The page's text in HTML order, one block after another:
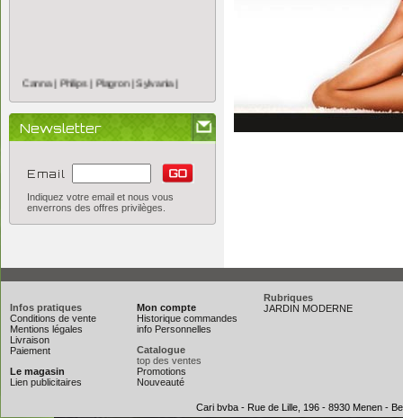
Newsletter
Email
Indiquez votre email et nous vous
enverrons des offres privilèges.
Infos pratiques
Conditions de vente
Mentions légales
Livraison
Paiement
Le magasin
Lien publicitaires
Mon compte
Historique commandes
info Personnelles
Catalogue
top des ventes
Promotions
Nouveauté
Rubriques
JARDIN MODERNE
Cari bvba - Rue de Lille, 196 - 8930 Menen -